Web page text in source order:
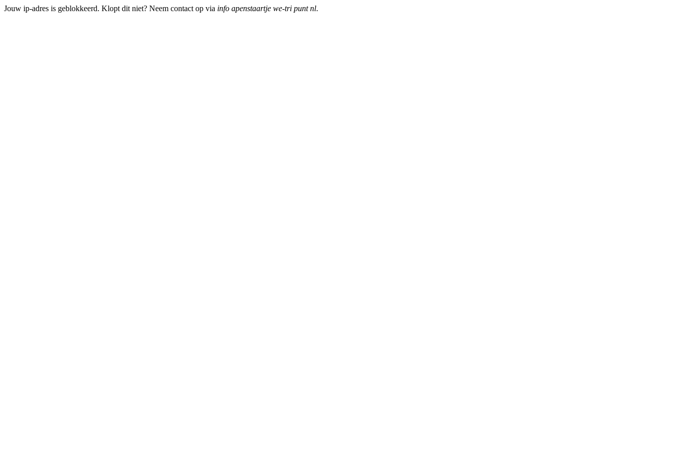
Jouw ip-adres is geblokkeerd. Klopt dit niet? Neem contact op via info apenstaartje we-tri punt nl.